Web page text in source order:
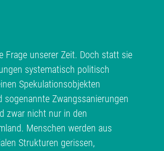
Frage unserer Zeit. Doch statt sie
systematisch politisch
Spekulationsobjekten
Zwangssanierungen
zwar nicht nur in den
Menschen werden aus
Strukturen gerissen,